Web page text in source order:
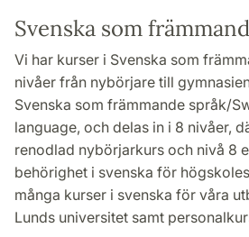
Svenska som
Vi har kurser i Svenska som
nivåer från nybörjare till
Svenska som främmande språk/
language, och delas in i 8 nivåer,
renodlad nybörjarkurs och nivå 8
behörighet i svenska för
många kurser i svenska för våra
Lunds universitet samt